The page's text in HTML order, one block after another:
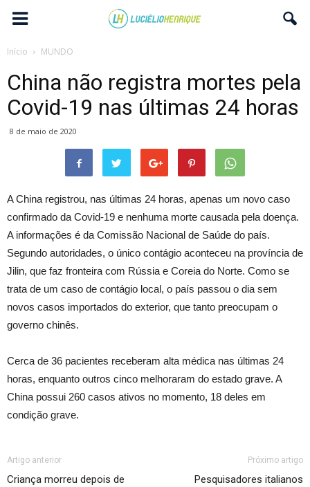
Início MUNDO
China não registra mortes pela
Covid-19 nas últimas 24 horas
8 de maio de 2020
A China registrou, nas últimas 24 horas, apenas um novo caso
confirmado da Covid-19 e nenhuma morte causada pela doença.
A informações é da Comissão Nacional de Saúde do país.
Segundo autoridades, o único contágio aconteceu na província de
Jilin, que faz fronteira com Rússia e Coreia do Norte. Como se
trata de um caso de contágio local, o país passou o dia sem
novos casos importados do exterior, que tanto preocupam o
governo chinês.
Cerca de 36 pacientes receberam alta médica nas últimas 24
horas, enquanto outros cinco melhoraram do estado grave. A
China possui 260 casos ativos no momento, 18 deles em
condição grave.
Artigo anterior
Criança morreu depois de
Próximo artigo
Pesquisadores italianos